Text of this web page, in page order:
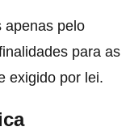
apenas pelo
para as
exigido por lei.